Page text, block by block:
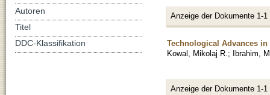
Anzeige der Dokumente 1-1
Technological Advances
Kowal, Mikolaj R. ; Ibrahim,
Anzeige der Dokumente 1-1
Autoren
Titel
DDC-Klassifikation